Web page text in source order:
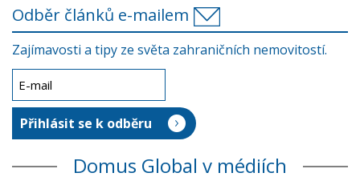
Odběr článků e-mailem
Zajímavosti a tipy ze světa zahraničních nemovitostí.
Domus Global v médiích